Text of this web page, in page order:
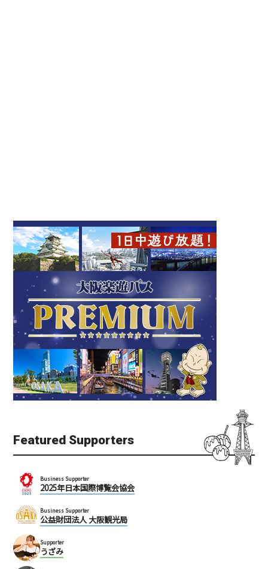
Featured Supporters
Business Supporter
2025年日本国際博覧会協会
Business Supporter
公益財団法人 大阪観光局
Supporter
うざみ